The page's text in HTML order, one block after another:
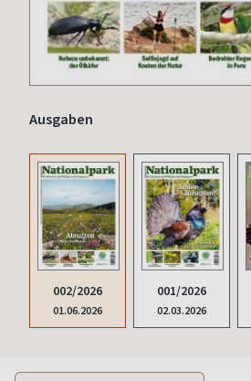
Ausgaben
002/2026
01.06.2026
001/2026
02.03.2026